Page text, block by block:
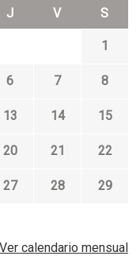
J V S
1
6 7 8
13 14 15
20 21 22
27 28 29
Ver calendario mensual